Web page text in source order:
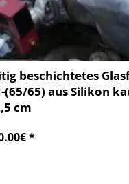
beschichtetes
(65/65) aus Silikon
cm
*